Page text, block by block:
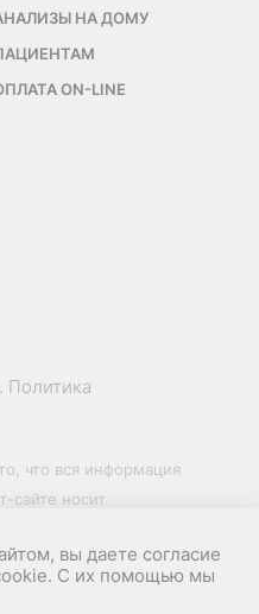
вы даете согласие
С их помощью мы
НА ДОМУ
ON-LINE
Политика
что вся информация
сайте носит
офертой, определяемой
кодекса РФ.